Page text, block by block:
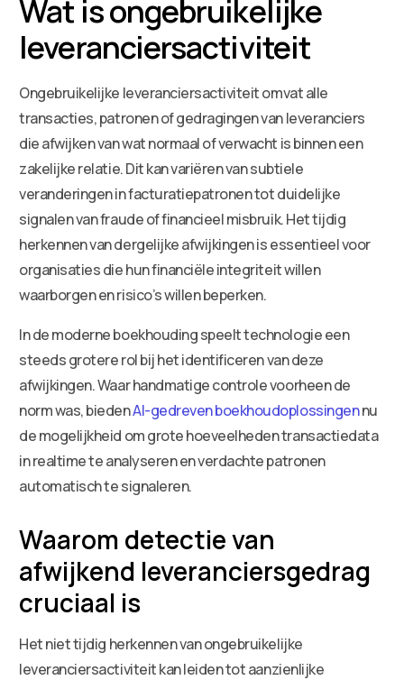
Wat is ongebruikelijke
leveranciersactiviteit
Ongebruikelijke leveranciersactiviteit omvat alle
transacties, patronen of gedragingen van leveranciers
die afwijken van wat normaal of verwacht is binnen een
zakelijke relatie. Dit kan variëren van subtiele
veranderingen in facturatiepatronen tot duidelijke
signalen van fraude of financieel misbruik. Het tijdig
herkennen van dergelijke afwijkingen is essentieel voor
organisaties die hun financiële integriteit willen
waarborgen en risico’s willen beperken.
In de moderne boekhouding speelt technologie een
steeds grotere rol bij het identificeren van deze
afwijkingen. Waar handmatige controle voorheen de
norm was, biedenAI-gedreven boekhoudoplossingennu
de mogelijkheid om grote hoeveelheden transactiedata
in realtime te analyseren en verdachte patronen
automatisch te signaleren.
Waarom detectie van
afwijkend leveranciersgedrag
cruciaal is
Het niet tijdig herkennen van ongebruikelijke
leveranciersactiviteit kan leiden tot aanzienlijke